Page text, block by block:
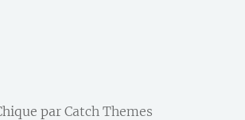
par Catch Themes